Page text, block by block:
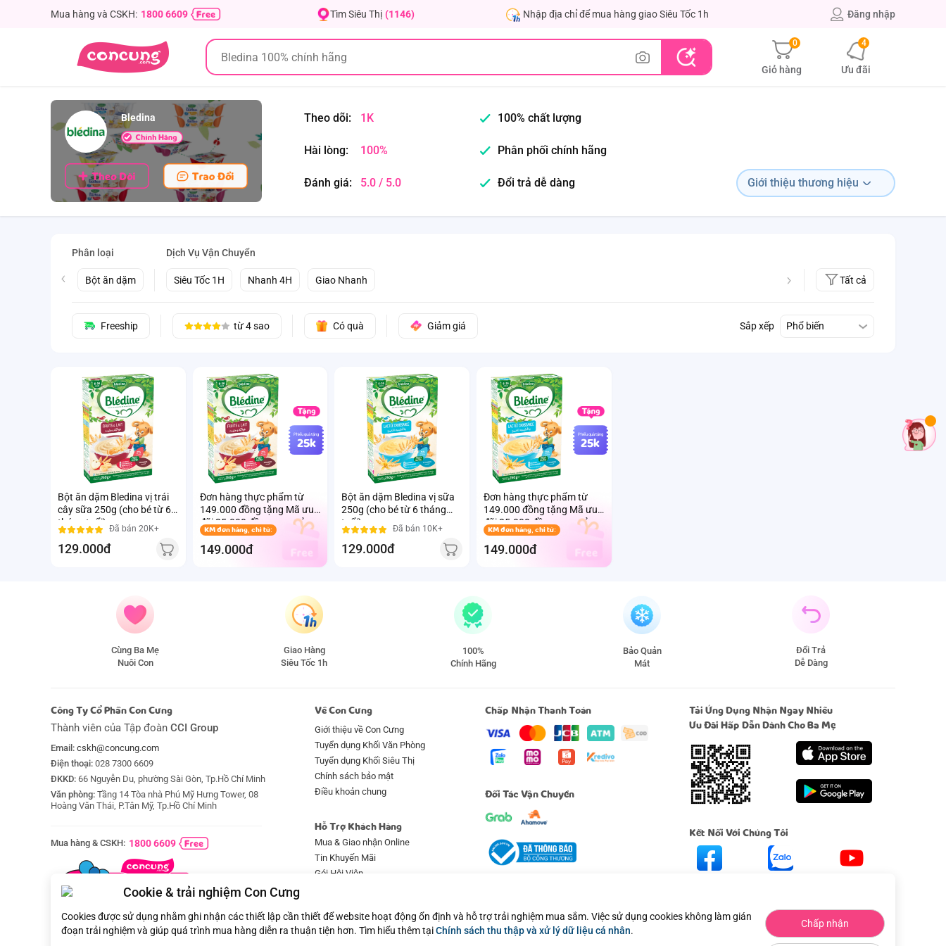
Mua hàng và CSKH: 1800 6609 Tìm Siêu Thị (1146) Nhập địa chỉ để mua hàng giao Siêu Tốc 1h Đăng nhập
0
Giỏ hàng
4
Ưu đãi
Bledina Theo dõi: 1K
Hài lòng: 100%
Đánh giá: 5.0 / 5.0
100% chất lượng
Phân phối chính hãng
Đổi trả dễ dàng Giới thiệu thương hiệu
Phân loại
Bột ăn dặm
Dịch Vụ Vận Chuyển
Siêu Tốc 1H Nhanh 4H Giao Nhanh Tất cả
Freeship từ 4 sao Có quà Giảm giá Sắp xếp Phổ biến
Bột ăn dặm Bledina vị trái
cây sữa 250g (cho bé từ 6
tháng tuổi)
Đã bán 20K+
129.000đ
Phiếu quà tặng
25k
Đơn hàng thực phẩm từ
149.000 đồng tặng Mã ưu
đãi 25.000 đồng mua sản
phẩm Thực phẩm Ivenet
bất kỳ (Trừ sản phẩm sữa
KM đơn hàng, chỉ từ:
149.000đ
Bột ăn dặm Bledina vị sữa
250g (cho bé từ 6 tháng
tuổi)
Đã bán 10K+
129.000đ
Phiếu quà tặng
25k
Đơn hàng thực phẩm từ
149.000 đồng tặng Mã ưu
đãi 25.000 đồng mua sản
phẩm Thực phẩm Ivenet
bất kỳ (Trừ sản phẩm sữa
KM đơn hàng, chỉ từ:
149.000đ
Cookie & trải nghiệm Con Cưng
Cookies được sử dụng nhằm ghi nhận các thiết lập cần thiết để website hoạt động ổn định và hỗ trợ trải nghiệm mua sắm. Việc sử dụng cookies không làm gián
đoạn trải nghiệm và giúp quá trình mua hàng diễn ra thuận tiện hơn. Tìm hiểu thêm tạiChính sách thu thập và xử lý dữ liệu cá nhân.
Chấp nhận
Cùng Ba Mẹ
Nuôi Con
Giao Hàng
Siêu Tốc 1h
100%
Chính Hãng
Bảo Quản
Mát
Đổi Trả
Dễ Dàng
Công Ty Cổ Phần Con Cưng
Thành viên của Tập đoàn CCI Group
Email: cskh@concung.com
Điện thoại: 028 7300 6609
ĐKKD: 66 Nguyễn Du, phường Sài Gòn, Tp.Hồ Chí Minh
Văn phòng: Tầng 14 Tòa nhà Phú Mỹ Hưng Tower, 08
Hoàng Văn Thái, P.Tân Mỹ, Tp.Hồ Chí Minh
Mua hàng & CSKH: 1800 6609
Về Con Cưng
Giới thiệu về Con Cưng
Tuyển dụng Khối Văn Phòng
Tuyển dụng Khối Siêu Thị
Chính sách bảo mật
Điều khoản chung
Hỗ Trợ Khách Hàng
Mua & Giao nhận Online
Tin Khuyến Mãi
Gói Hội Viên
Đổi trả & Hoàn tiền
Chấp Nhận Thanh Toán
Đối Tác Vận Chuyển
Tải Ứng Dụng Nhận Ngay Nhiều
Ưu Đãi Hấp Dẫn Dành Cho Ba Mẹ
Kết Nối Với Chúng Tôi